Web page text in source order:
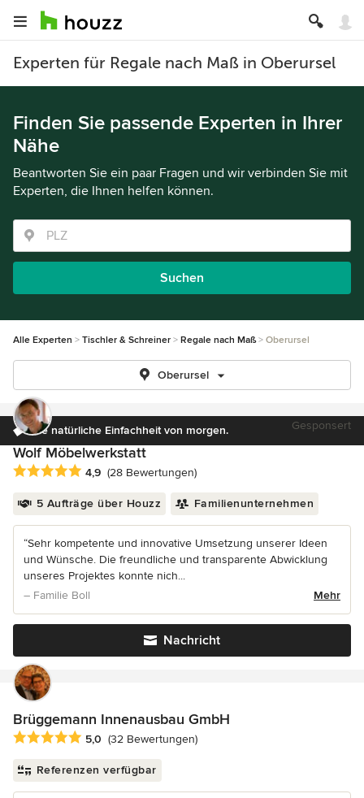
Experten für Regale nach Maß in Oberursel
Finden Sie passende Experten in Ihrer
Nähe
Beantworten Sie ein paar Fragen und wir verbinden Sie mit
Experten, die Ihnen helfen können.
Suchen
Alle Experten Tischler & Schreiner Regale nach Maß Oberursel
Oberursel
Die natürliche Einfachheit von morgen. Gesponsert
Wolf Möbelwerkstatt
Durchschnittliche Bewertung: 4.9 von 5 Sternen
4,9 (28 Bewertungen)
5 Aufträge über Houzz Familienunternehmen
“Sehr kompetente und innovative Umsetzung unserer Ideen
und Wünsche. Die freundliche und transparente Abwicklung
unseres Projektes konnte nich...
– Familie Boll
Mehr
Nachricht
Brüggemann Innenausbau GmbH
Durchschnittliche Bewertung: 5 von 5 Sternen
5,0 (32 Bewertungen)
Referenzen verfügbar